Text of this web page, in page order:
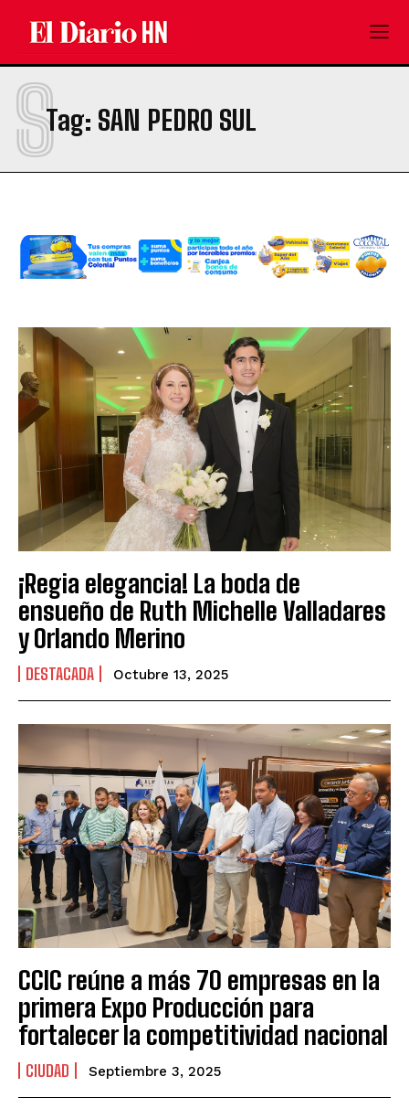
Tag: SAN PEDRO SUL
S
¡Regia elegancia! La boda de
ensueño de Ruth Michelle Valladares
y Orlando Merino
DESTACADA Octubre 13, 2025
CCIC reúne a más 70 empresas en la
primera Expo Producción para
fortalecer la competitividad nacional
CIUDAD Septiembre 3, 2025